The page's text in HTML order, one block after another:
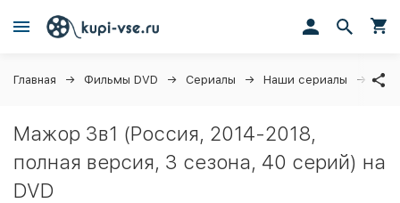
Главная Фильмы DVD Сериалы Наши сериалы
Мажор 3в1 (Россия, 2014-2018,
полная версия, 3 сезона, 40 серий) на
DVD